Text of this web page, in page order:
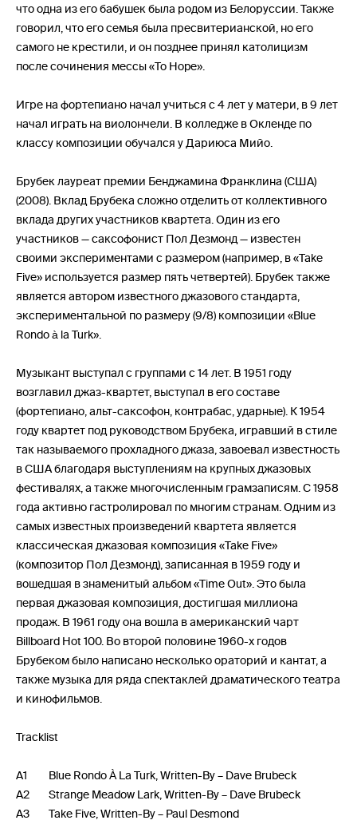
что одна из его бабушек была родом из Белоруссии. Также
говорил, что его семья была пресвитерианской, но его
самого не крестили, и он позднее принял католицизм
после сочинения мессы «To Hope».
Игре на фортепиано начал учиться с 4 лет у матери, в 9 лет
начал играть на виолончели. В колледже в Окленде по
классу композиции обучался у Дариюса Мийо.
Брубек лауреат премии Бенджамина Франклина (США)
(2008). Вклад Брубека сложно отделить от коллективного
вклада других участников квартета. Один из его
участников — саксофонист Пол Дезмонд — известен
своими экспериментами с размером (например, в «Take
Five» используется размер пять четвертей). Брубек также
является автором известного джазового стандарта,
экспериментальной по размеру (9/8) композиции «Blue
Rondo à la Turk».
Музыкант выступал с группами с 14 лет. В 1951 году
возглавил джаз-квартет, выступал в его составе
(фортепиано, альт-саксофон, контрабас, ударные). К 1954
году квартет под руководством Брубека, игравший в стиле
так называемого прохладного джаза, завоевал известность
в США благодаря выступлениям на крупных джазовых
фестивалях, а также многочисленным грамзаписям. С 1958
года активно гастролировал по многим странам. Одним из
самых известных произведений квартета является
классическая джазовая композиция «Take Five»
(композитор Пол Дезмонд), записанная в 1959 году и
вошедшая в знаменитый альбом «Time Out». Это была
первая джазовая композиция, достигшая миллиона
продаж. В 1961 году она вошла в американский чарт
Billboard Hot 100. Во второй половине 1960-х годов
Брубеком было написано несколько ораторий и кантат, а
также музыка для ряда спектаклей драматического театра
и кинофильмов.
Tracklist
A1 Blue Rondo À La Turk, Written-By – Dave Brubeck
A2 Strange Meadow Lark, Written-By – Dave Brubeck
A3 Take Five, Written-By – Paul Desmond